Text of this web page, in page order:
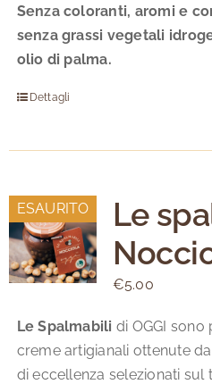
Senza coloranti, aromi e
senza grassi vegetali
olio di palma.
Dettagli
ESAURITO
Le
€5.00
Le Spalmabili di OGGI sono
creme artigianali ottenute
di eccellenza selezionati sul